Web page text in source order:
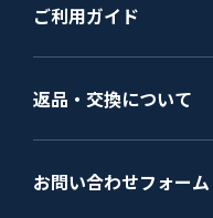
ご利用ガイド
返品・交換について
お問い合わせフォーム